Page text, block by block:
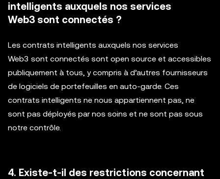
intelligents auxquels nos services
Web3 sont connectés ?
Les contrats intelligents auxquels nos services
Web3 sont connectés sont open source et accessibles
publiquement à tous, y compris à d’autres fournisseurs
de logiciels de portefeuilles en auto-garde. Ces
contrats intelligents ne nous appartiennent pas, ne
sont pas déployés par nos soins et ne sont pas sous
notre contrôle.
4. Existe-t-il des restrictions concernant